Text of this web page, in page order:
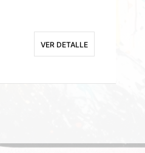
VER DETALLE